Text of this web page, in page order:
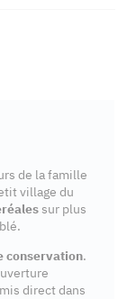
de la famille
village du
sur plus
conservation.
direct dans